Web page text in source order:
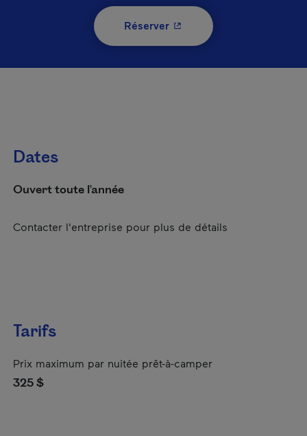
Réserver- Cet hyperlien s'ouvrira
Dates
Ouvert toute l'année
Contacter l'entreprise pour plus de détails
Tarifs
Prix maximum par nuitée prêt-à-camper
325 $